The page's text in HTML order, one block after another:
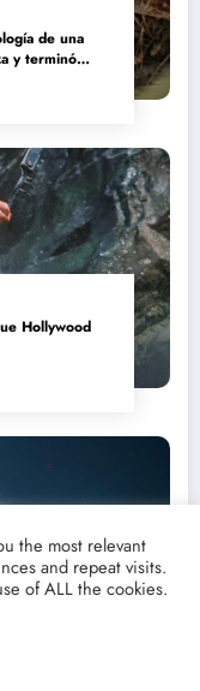
de una
y terminó
Hollywood
catedral
the most relevant
and repeat visits.
of ALL the cookies.